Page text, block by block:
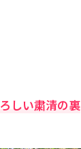
しい粛清の裏